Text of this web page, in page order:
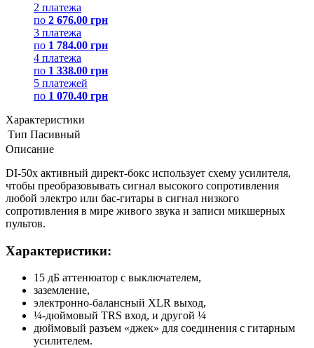
2 платежа
по 2 676.00 грн
3 платежа
по 1 784.00 грн
4 платежа
по 1 338.00 грн
5 платежей
по 1 070.40 грн
Характеристики
Тип Пасивный
Описание
DI-50x активный директ-бокс использует схему усилителя,
чтобы преобразовывать сигнал высокого сопротивления
любой электро или бас-гитары в сигнал низкого
сопротивления в мире живого звука и записи микшерных
пультов.
Характеристики:
15 дБ аттенюатор с выключателем,
заземление,
электронно-балансный XLR выход,
¼-дюймовый TRS вход, и другой ¼
дюймовый разъем «джек» для соединения с гитарным
усилителем.